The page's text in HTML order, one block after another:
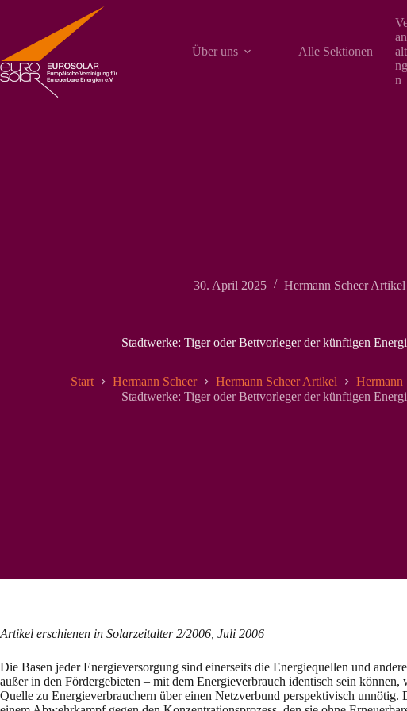
Über uns
Alle Sektionen
n
30. April 2025 Hermann Scheer
Stadtwerke: Tiger oder Bettvorleger der künftigen
Start Hermann Scheer Hermann Scheer Artikel
Hermann
Stadtwerke: Tiger oder Bettvorleger der künftigen
Artikel erschienen in Solarzeitalter 2/2006, Juli 2006
Die Basen jeder Energieversorgung sind einerseits die Energiequellen und
außer in den Fördergebieten – mit dem Energieverbrauch identisch sein
Quelle zu Energieverbrauchern über einen Netzverbund perspektivisch unnötig.